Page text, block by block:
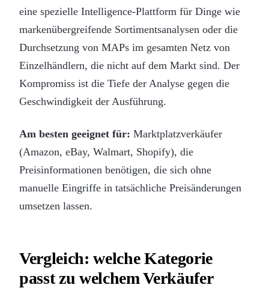
eine spezielle Intelligence-Plattform für Dinge wie
markenübergreifende Sortimentsanalysen oder die
Durchsetzung von MAPs im gesamten Netz von
Einzelhändlern, die nicht auf dem Markt sind. Der
Kompromiss ist die Tiefe der Analyse gegen die
Geschwindigkeit der Ausführung.
Am besten geeignet für: Marktplatzverkäufer
(Amazon, eBay, Walmart, Shopify), die
Preisinformationen benötigen, die sich ohne
manuelle Eingriffe in tatsächliche Preisänderungen
umsetzen lassen.
Vergleich: welche Kategorie
passt zu welchem Verkäufer